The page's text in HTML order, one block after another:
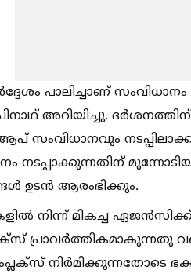
പാലിച്ചാണ് സംവിധാനം
അറിയിച്ചു.
സംവിധാനവും
നടപ്പാക്കുന്നതിന്
ഉടന്‍ ആരംഭിക്കും.
നിന്ന് മികച്ച
പ്രാവര്‍ത്തികമാകുന്നതു
നിര്‍മിക്കുന്നതോടെ